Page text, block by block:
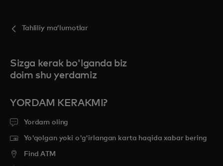
Butun dunyo uchun
Yangiliklar va trendlar
Tahliliy maʼlumotlar
Sizga kerak bo'lganda biz
doim shu yerdamiz
YORDAM KERAKMI?
Yordam oling
Yo'qolgan yoki o'g'irlangan karta haqida xabar bering
Find ATM